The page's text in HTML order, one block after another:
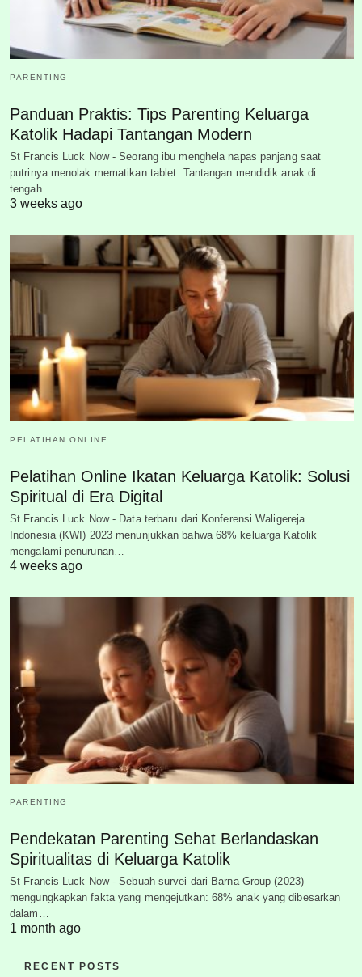
PARENTING
Panduan Praktis: Tips Parenting Keluarga
Katolik Hadapi Tantangan Modern
St Francis Luck Now - Seorang ibu menghela napas panjang saat
putrinya menolak mematikan tablet. Tantangan mendidik anak di
tengah…
3 weeks ago
PELATIHAN ONLINE
Pelatihan Online Ikatan Keluarga Katolik: Solusi
Spiritual di Era Digital
St Francis Luck Now - Data terbaru dari Konferensi Waligereja
Indonesia (KWI) 2023 menunjukkan bahwa 68% keluarga Katolik
mengalami penurunan…
4 weeks ago
PARENTING
Pendekatan Parenting Sehat Berlandaskan
Spiritualitas di Keluarga Katolik
St Francis Luck Now - Sebuah survei dari Barna Group (2023)
mengungkapkan fakta yang mengejutkan: 68% anak yang dibesarkan
dalam…
1 month ago
RECENT POSTS